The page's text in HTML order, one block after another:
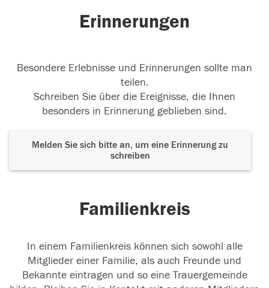
Erinnerungen
Besondere Erlebnisse und Erinnerungen sollte man
teilen.
Schreiben Sie über die Ereignisse, die Ihnen
besonders in Erinnerung geblieben sind.
Melden Sie sich bitte an, um eine Erinnerung zu
schreiben
Familienkreis
In einem Familienkreis können sich sowohl alle
Mitglieder einer Familie, als auch Freunde und
Bekannte eintragen und so eine Trauergemeinde